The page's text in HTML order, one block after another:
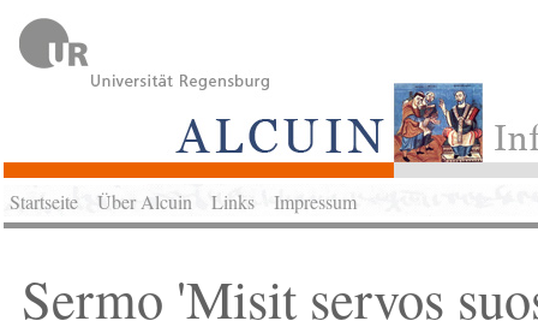
Startseite Über Alcuin Links Impressum
Sermo 'Misit servos